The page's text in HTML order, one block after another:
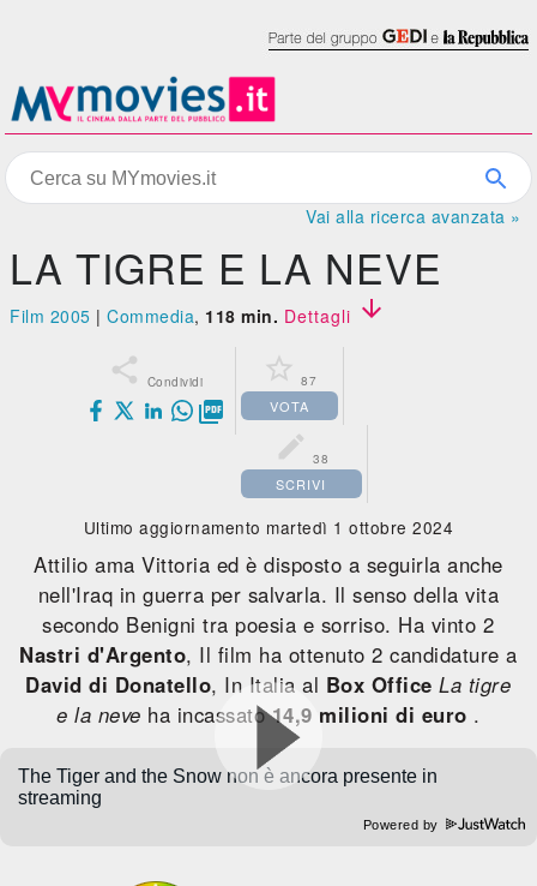
Vai alla ricerca avanzata »
LA TIGRE E LA NEVE
Film 2005 |Commedia, 118 min. Dettagli 
 Condividi

 87
VOTA
 38
SCRIVI
Ultimo aggiornamento martedì 1 ottobre 2024
Attilio ama Vittoria ed è disposto a seguirla anche
nell'Iraq in guerra per salvarla. Il senso della vita
secondo Benigni tra poesia e sorriso. Ha vinto 2
Nastri d'Argento, Il film ha ottenuto 2 candidature a
David di Donatello, In Italia al Box Office La tigre
e la neve ha incassato14,9 milioni di euro .
Powered by